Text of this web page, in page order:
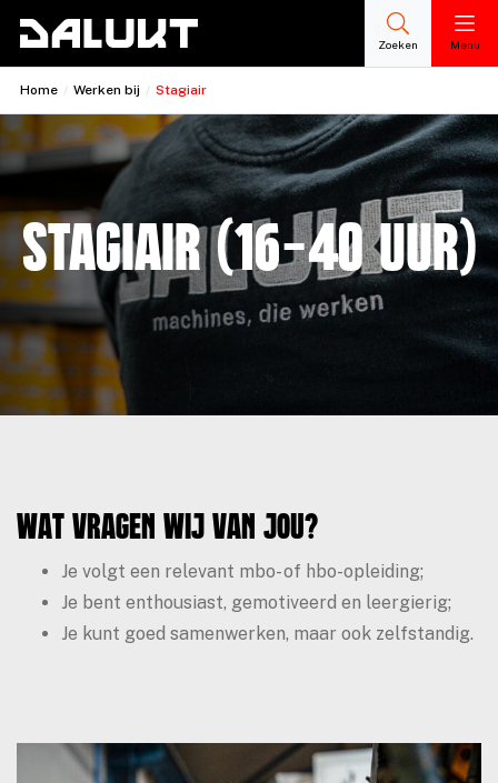
Zoeken Menu
Home / Werken bij / Stagiair
Stagiair (16-40 uur)
Wat vragen wij van jou?
Je volgt een relevant mbo- of hbo-opleiding;
Je bent enthousiast, gemotiveerd en leergierig;
Je kunt goed samenwerken, maar ook zelfstandig.